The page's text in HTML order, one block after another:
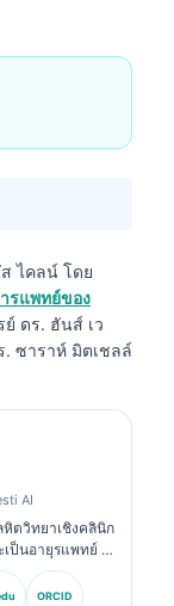
ไคลน์ โดย
รแพทย์ของ
ดร. ฮันส์ เว
. ซาราห์ มิตเชลล์
AI
ตวิทยาเชิงคลินิก
เป็นอายุรแพทย์ มี
ห้องปฏิบัติการ
นฐานะ Chief
ORCID